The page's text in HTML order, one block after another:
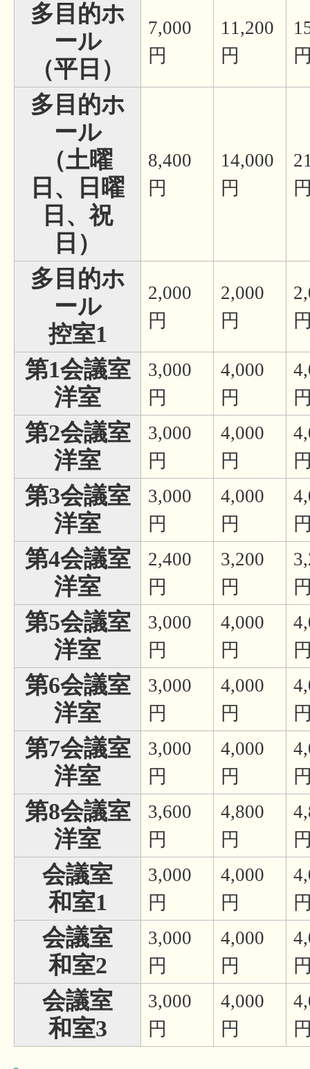
多目的ホ
ール
（平日）
7,000
円
11,200
円
多目的ホ
ール
（土曜
日、日曜
日、祝
日）
8,400
円
14,000
円
多目的ホ
ール
控室1
2,000
円
2,000
円
第1会議室
洋室
3,000
円
4,000
円
第2会議室
洋室
3,000
円
4,000
円
第3会議室
洋室
3,000
円
4,000
円
第4会議室
洋室
2,400
円
3,200
円
第5会議室
洋室
3,000
円
4,000
円
第6会議室
洋室
3,000
円
4,000
円
第7会議室
洋室
3,000
円
4,000
円
第8会議室
洋室
3,600
円
4,800
円
会議室
和室1
3,000
円
4,000
円
会議室
和室2
3,000
円
4,000
円
会議室
和室3
3,000
円
4,000
円